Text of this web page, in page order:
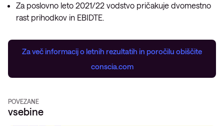
Za poslovno leto 2021/22 vodstvo pričakuje dvomestno
rast prihodkov in EBIDTE.
Za več informacij o letnih rezultatih in poročilu obiščite
conscia.com
POVEZANE
vsebine